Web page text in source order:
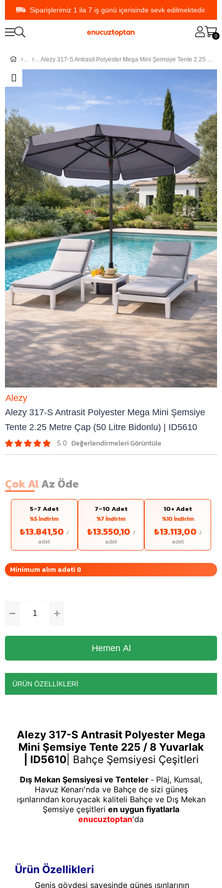
Siparişlerimiz 1 ila 7 iş günü içerisinde sevk edilmektedir.
0
Alezy 317-S Antrasit Polyester Mega Mini Şemsiye Tente 2.25 Metre Çap (50 Litre Bidonlu) | ID5610
Alezy 317-S Antrasit Polyester Mega Mini Şemsiye
Tente 2.25 Metre Çap (50 Litre Bidonlu) | ID5610
5.0
Alezy
Çok AlAz Öde
5-7 Adet
%5 İndirim
₺13.841,50
7–10 Adet
%7 İndirim
₺13.550,10
10+ Adet
%10 İndirim
₺13.113,00
Minimum alım adeti 8
ÜRÜN ÖZELLIKLERI
Alezy 317-S Antrasit Polyester Mega
Mini Şemsiye Tente 225 / 8 Yuvarlak
| ID5610| Bahçe Şemsiyesi Çeşitleri
Dış Mekan Şemsiyesi ve Tenteler - Plaj, Kumsal,
Havuz Kenarı'nda ve Bahçe de sizi güneş
ışınlarından koruyacak kaliteli Bahçe ve Dış Mekan
Şemsiye çeşitleri en uygun fiyatlarla
enucuztoptan'da
Ürün Özellikleri
Geniş gövdesi sayesinde güneş ışınlarının